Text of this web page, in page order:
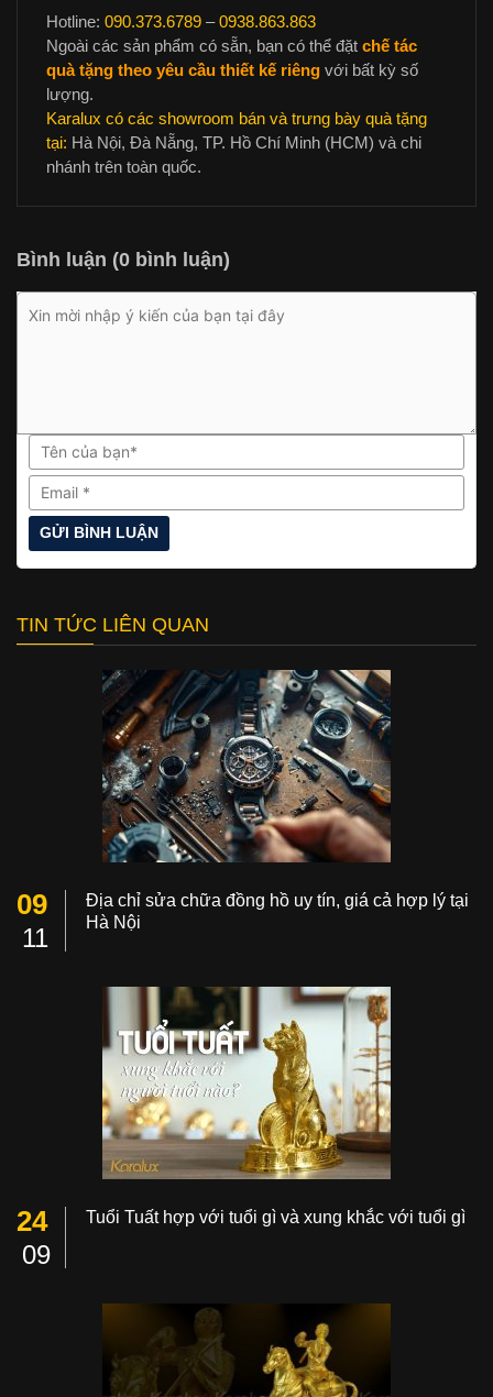
Hotline: 090.373.6789 –0938.863.863
Ngoài các sản phẩm có sẵn, bạn có thể đặt chế tác
quà tặng theo yêu cầu thiết kế riêng với bất kỳ số
lượng.
Karalux có các showroom bán và trưng bày quà tặng
tại: Hà Nội, Đà Nẵng, TP. Hồ Chí Minh (HCM) và chi
nhánh trên toàn quốc.
Bình luận (0 bình luận)
TIN TỨC LIÊN QUAN
09
11
Địa chỉ sửa chữa đồng hồ uy tín, giá cả hợp lý tại
Hà Nội
24
09
Tuổi Tuất hợp với tuổi gì và xung khắc với tuổi gì